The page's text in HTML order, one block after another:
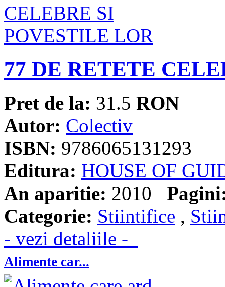
77 DE RETETE
Pret de la: 31.5 RON
Autor: Colectiv
ISBN: 9786065131293
Editura: HOUSE OF
An aparitie: 2010
Categorie: Stiintifice ,
- vezi detaliile -
Alimente car...